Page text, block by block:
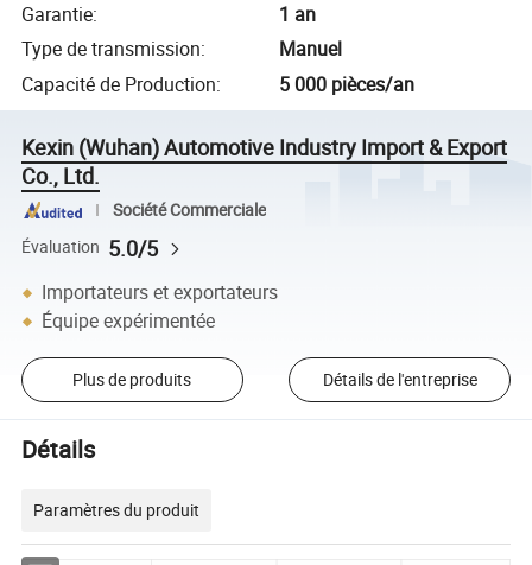
Garantie:
1 an
Type de transmission:
Manuel
Capacité de Production: 5 000 pièces/an
Kexin (Wuhan) Automotive Industry Import & Export
Co., Ltd.
Société Commerciale
Évaluation 5.0/5
Importateurs et exportateurs
Équipe expérimentée
Plus de produits Détails de l'entreprise
Détails
Paramètres du produit